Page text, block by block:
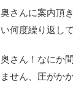
奥さんに案内頂
い何度繰り返し
奥さん！なにか
ません、圧がか